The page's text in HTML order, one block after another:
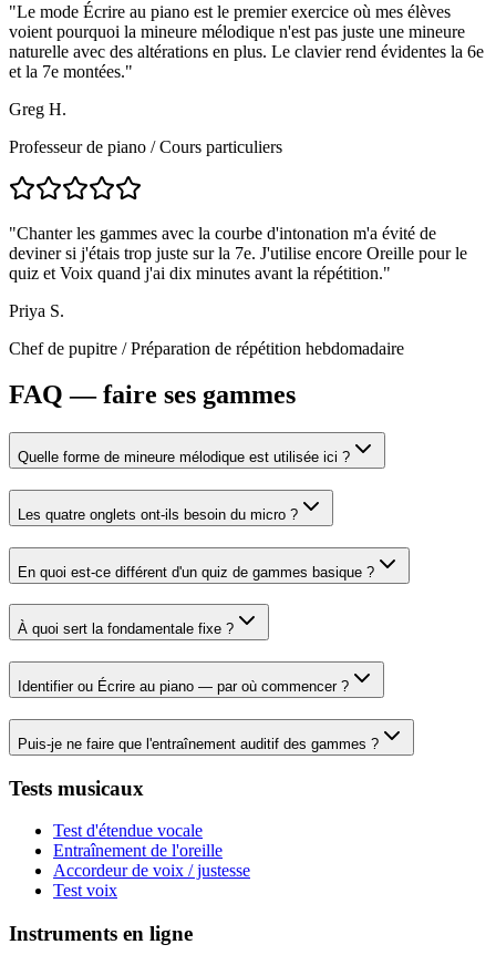
"Le mode Écrire au piano est le premier exercice où mes élèves
voient pourquoi la mineure mélodique n'est pas juste une mineure
naturelle avec des altérations en plus. Le clavier rend évidentes la 6e
et la 7e montées."
Greg H.
Professeur de piano /Cours particuliers
"Chanter les gammes avec la courbe d'intonation m'a évité de
deviner si j'étais trop juste sur la 7e. J'utilise encore Oreille pour le
quiz et Voix quand j'ai dix minutes avant la répétition."
Priya S.
Chef de pupitre /Préparation de répétition hebdomadaire
FAQ — faire ses gammes
Quelle forme de mineure mélodique est utilisée ici ?
Les quatre onglets ont-ils besoin du micro ?
En quoi est-ce différent d'un quiz de gammes basique ?
À quoi sert la fondamentale fixe ?
Identifier ou Écrire au piano — par où commencer ?
Puis-je ne faire que l'entraînement auditif des gammes ?
Tests musicaux
Test d'étendue vocale
Entraînement de l'oreille
Accordeur de voix / justesse
Test voix
Instruments en ligne